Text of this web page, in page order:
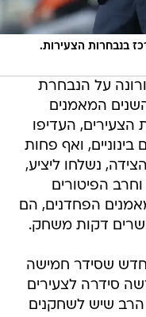
בנבחרות הצעירות.
על הנבחרת
המאמנים
הצעירים, העדיפו
ואף פחות
נשלחו ליציע,
הפיטורים
הפחדנים, הם
דקות משחק.
שסידר חמישה
סידרה לצעירים
שיש לשחקנים